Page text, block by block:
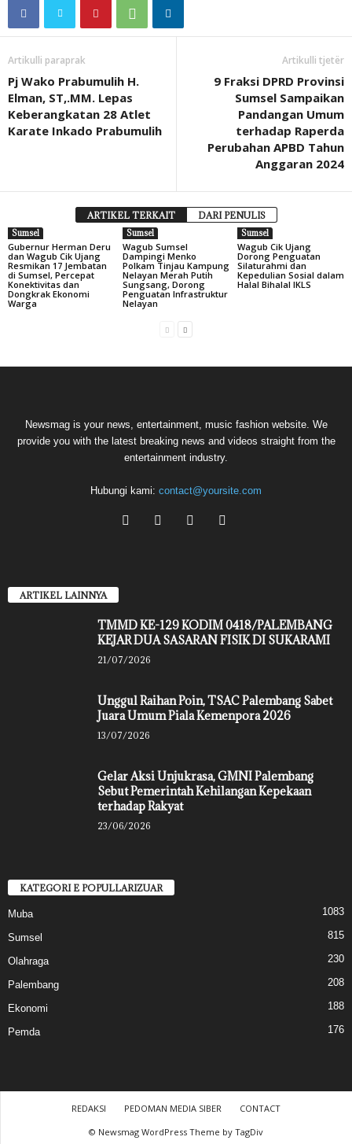
Artikulli paraprak
Pj Wako Prabumulih H.
Elman, ST,.MM. Lepas
Keberangkatan 28 Atlet
Karate Inkado Prabumulih
Artikulli tjetër
9 Fraksi DPRD Provinsi
Sumsel Sampaikan
Pandangan Umum
terhadap Raperda
Perubahan APBD Tahun
Anggaran 2024
ARTIKEL TERKAIT DARI PENULIS
Sumsel
Gubernur Herman Deru
dan Wagub Cik Ujang
Resmikan 17 Jembatan
di Sumsel, Percepat
Konektivitas dan
Dongkrak Ekonomi
Warga
Sumsel
Wagub Sumsel
Dampingi Menko
Polkam Tinjau Kampung
Nelayan Merah Putih
Sungsang, Dorong
Penguatan Infrastruktur
Nelayan
Sumsel
Wagub Cik Ujang
Dorong Penguatan
Silaturahmi dan
Kepedulian Sosial dalam
Halal Bihalal IKLS
Newsmag is your news, entertainment, music fashion website. We
provide you with the latest breaking news and videos straight from the
entertainment industry.
Hubungi kami: contact@yoursite.com
ARTIKEL LAINNYA
TMMD KE-129 KODIM 0418/PALEMBANG
KEJAR DUA SASARAN FISIK DI SUKARAMI
21/07/2026
Unggul Raihan Poin, TSAC Palembang Sabet
Juara Umum Piala Kemenpora 2026
13/07/2026
Gelar Aksi Unjukrasa, GMNI Palembang
Sebut Pemerintah Kehilangan Kepekaan
terhadap Rakyat
23/06/2026
KATEGORI E POPULLARIZUAR
Muba 1083
Sumsel 815
Olahraga 230
Palembang 208
Ekonomi 188
Pemda 176
REDAKSI PEDOMAN MEDIA SIBER
CONTACT
© Newsmag WordPress Theme by TagDiv